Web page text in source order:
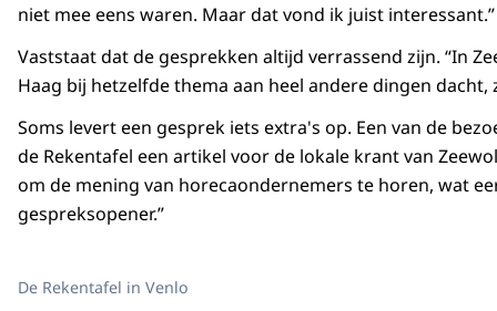
niet mee eens waren. Maar dat vond ik juist
Vaststaat dat de gesprekken altijd verrassend zijn. “In
Haag bij hetzelfde thema aan heel andere dingen
Soms levert een gesprek iets extra's op. Een van de
de Rekentafel een artikel voor de lokale krant van
om de mening van horecaondernemers te horen, wat
gespreksopener.”
De Rekentafel in Venlo